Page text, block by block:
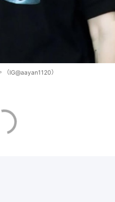
IG@aayan1120）